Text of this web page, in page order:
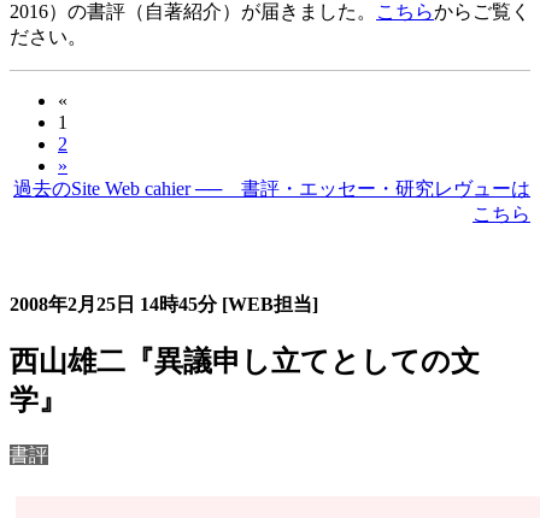
2016）の書評（自著紹介）が届きました。
こちらからご覧く
ださい。
«
1
2
»
過去のSite Web cahier ── 書評・エッセー・研究レヴューは
こちら
2008年2月25日 14時45分 [WEB担当]
西山雄二『異議申し立てとしての文
学』
書評